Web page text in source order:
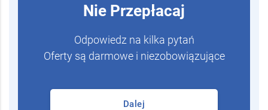
Nie Przepłacaj
Odpowiedz na kilka pytań
Oferty są darmowe i niezobowiązujące
Dalej